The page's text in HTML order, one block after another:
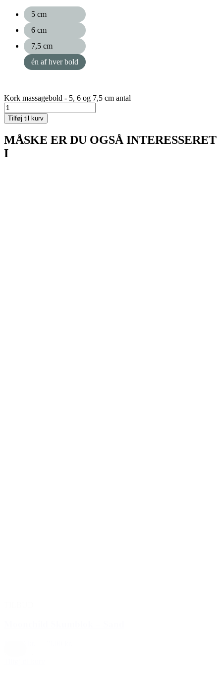
5 cm
6 cm
7,5 cm
én af hver bold
Kork massagebold - 5, 6 og 7,5 cm antal
Tilføj til kurv
MÅSKE ER DU OGSÅ INTERESSERET
I